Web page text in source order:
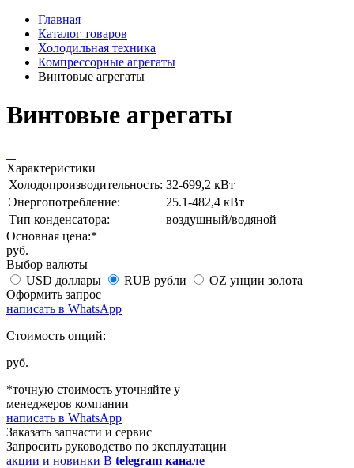
Главная
Каталог товаров
Холодильная техника
Компрессорные агрегаты
Винтовые агрегаты
Винтовые агрегаты
Характеристики
Холодопроизводительность: 32-699,2 кВт
Энергопотребление:
25.1-482,4 кВт
Тип конденсатора:
воздушный/водяной
Основная цена:*
руб.
Выбор валюты
USD доллары RUB рубли OZ унции золота
Оформить запрос
написать в WhatsApp
Стоимость опций:
руб.
*точную стоимость уточняйте у
менеджеров компании
написать в WhatsApp
Заказать запчасти и сервис
Запросить руководство по эксплуатации
акции и новинки В telegram канале